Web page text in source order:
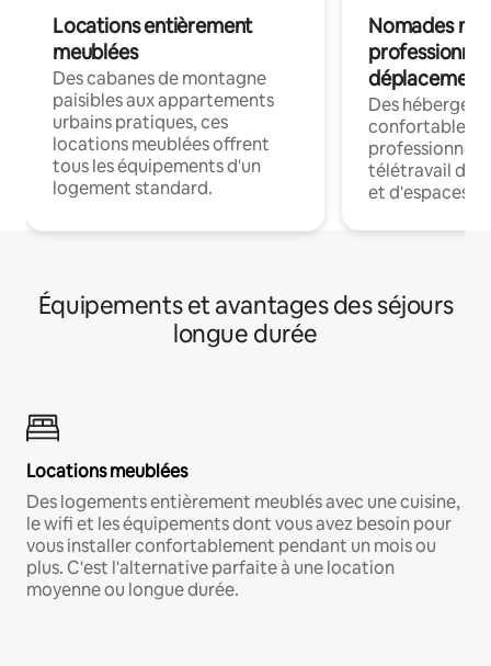
Locations entièrement
meublées
Des cabanes de montagne
paisibles aux appartements
urbains pratiques, ces
locations meublées offrent
tous les équipements d'un
logement standard.
Nomades
déplacement
Des
confortables
professionnels
télétravail
et d'espaces
Équipements et avantages des séjours
longue durée
Locations meublées
Des logements entièrement meublés avec une cuisine,
le wifi et les équipements dont vous avez besoin pour
vous installer confortablement pendant un mois ou
plus. C'est l'alternative parfaite à une location
moyenne ou longue durée.